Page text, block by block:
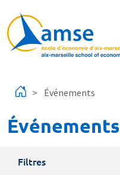
Événements
Événements
Filtres